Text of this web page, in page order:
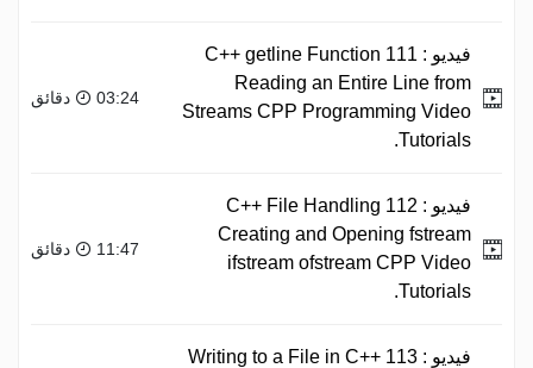
فيديو :
111 C++ getline Function
Reading an Entire Line from
Streams CPP Programming Video
Tutorials.
03:24 دقائق
فيديو :
112 C++ File Handling
Creating and Opening fstream
ifstream ofstream CPP Video
Tutorials.
11:47 دقائق
فيديو :
113 Writing to a File in C++